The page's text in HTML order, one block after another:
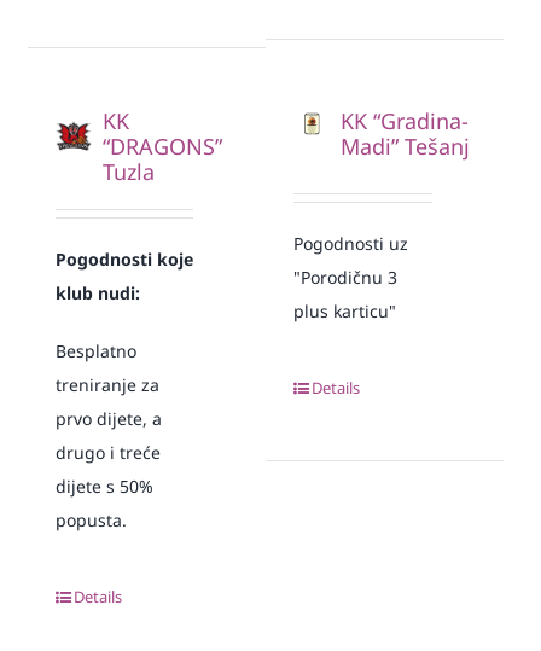
KK
“DRAGONS”
Tuzla
Pogodnosti koje
klub nudi:
Besplatno
treniranje za
prvo dijete, a
drugo i treće
dijete s 50%
popusta.
Details
KK “Gradina-
Madi” Tešanj
Pogodnosti uz
"Porodičnu 3
plus karticu"
Details